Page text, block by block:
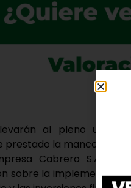
al pleno una
la
Cabrero S.A,
sobre la